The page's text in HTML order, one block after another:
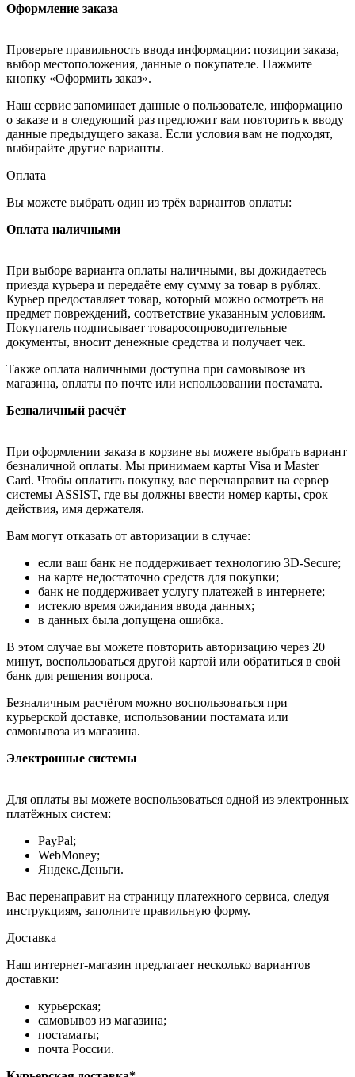
Оформление заказа
Проверьте правильность ввода информации: позиции заказа,
выбор местоположения, данные о покупателе. Нажмите
кнопку «Оформить заказ».
Наш сервис запоминает данные о пользователе, информацию
о заказе и в следующий раз предложит вам повторить к вводу
данные предыдущего заказа. Если условия вам не подходят,
выбирайте другие варианты.
Оплата
Вы можете выбрать один из трёх вариантов оплаты:
Оплата наличными
При выборе варианта оплаты наличными, вы дожидаетесь
приезда курьера и передаёте ему сумму за товар в рублях.
Курьер предоставляет товар, который можно осмотреть на
предмет повреждений, соответствие указанным условиям.
Покупатель подписывает товаросопроводительные
документы, вносит денежные средства и получает чек.
Также оплата наличными доступна при самовывозе из
магазина, оплаты по почте или использовании постамата.
Безналичный расчёт
При оформлении заказа в корзине вы можете выбрать вариант
безналичной оплаты. Мы принимаем карты Visa и Master
Card. Чтобы оплатить покупку, вас перенаправит на сервер
системы ASSIST, где вы должны ввести номер карты, срок
действия, имя держателя.
Вам могут отказать от авторизации в случае:
если ваш банк не поддерживает технологию 3D-Secure;
на карте недостаточно средств для покупки;
банк не поддерживает услугу платежей в интернете;
истекло время ожидания ввода данных;
в данных была допущена ошибка.
В этом случае вы можете повторить авторизацию через 20
минут, воспользоваться другой картой или обратиться в свой
банк для решения вопроса.
Безналичным расчётом можно воспользоваться при
курьерской доставке, использовании постамата или
самовывоза из магазина.
Электронные системы
Для оплаты вы можете воспользоваться одной из электронных
платёжных систем:
PayPal;
WebMoney;
Яндекс.Деньги.
Вас перенаправит на страницу платежного сервиса, следуя
инструкциям, заполните правильную форму.
Доставка
Наш интернет-магазин предлагает несколько вариантов
доставки:
курьерская;
самовывоз из магазина;
постаматы;
почта России.